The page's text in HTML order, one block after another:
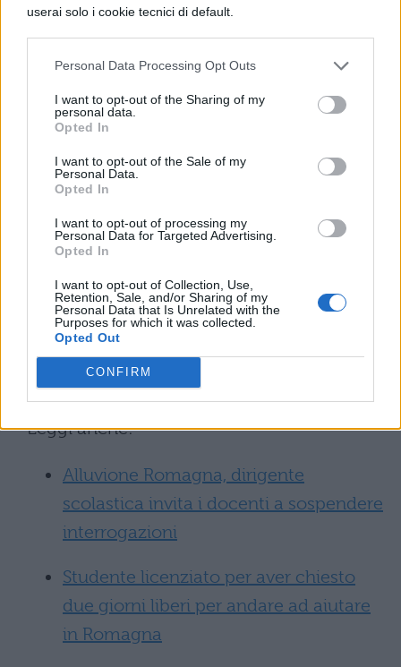
userai solo i cookie tecnici di default.
Personal Data Processing Opt Outs
I want to opt-out of the Sharing of my
personal data.
Opted In
I want to opt-out of the Sale of my
Personal Data.
Opted In
I want to opt-out of processing my
Personal Data for Targeted Advertising.
Opted In
I want to opt-out of Collection, Use,
Retention, Sale, and/or Sharing of my
Personal Data that Is Unrelated with the
Purposes for which it was collected.
Opted Out
CONFIRM
ragazzi, dopo aver perso tutto – compresi i
libri – hanno bisogno di certezze.
Sicuramente per loro non sarà così
semplice rimettersi a studiare in un periodo
pesante come quello che stanno vivendo, e
la concentrazione non sarà certamente
delle migliori. Per questo chiedono a gran
voce che vengano quantomeno capiti non
potendo sostenere un esame “normale” in
anticipato che, in ogni caso, sarà un Esame
di Stato flessibile e all’insegna
dell’introduzione di norme per la
semplificazione.
Leggi anche:
Alluvione Romagna, dirigente
scolastica invita i docenti a sospendere
interrogazioni
Studente licenziato per aver chiesto
due giorni liberi per andare ad aiutare
in Romagna